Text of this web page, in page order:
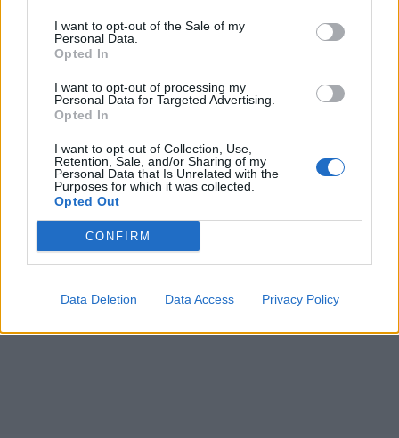
I want to opt-out of the Sale of my
Personal Data.
Opted In
I want to opt-out of processing my
Personal Data for Targeted Advertising.
Opted In
I want to opt-out of Collection, Use,
Retention, Sale, and/or Sharing of my
Personal Data that Is Unrelated with the
Purposes for which it was collected.
Opted Out
CONFIRM
Data Deletion Data Access Privacy Policy